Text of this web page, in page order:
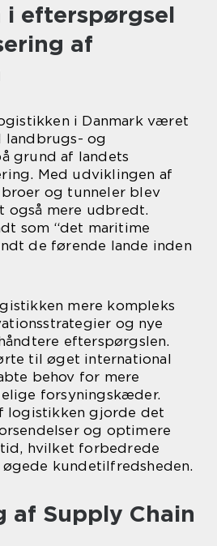
i efterspørgsel
af
i Danmark været
landbrugs- og
grund af landets
Med udviklingen af
og tunneler blev
også mere udbredt.
som “det maritime
de førende lande inden
mere kompleks
og nye
efterspørgslen.
til øget international
behov for mere
forsyningskæder.
logistikken gjorde det
og optimere
hvilket forbedrede
kundetilfredsheden.
af Supply Chain